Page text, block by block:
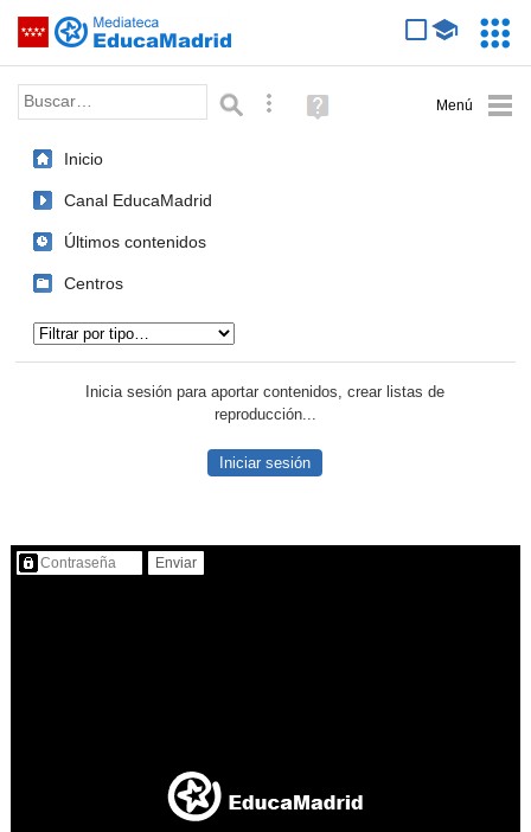
Saltar navegación
Palabra o frase: Búsqueda avanzada
Ayuda
(en
Inicio
Canal EducaMadrid
Últimos contenidos
Centros
Inicia sesión para aportar contenidos, crear listas de
reproducción...
Iniciar sesión
Contenido protegido…